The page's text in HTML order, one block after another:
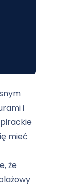
i
mieć
że